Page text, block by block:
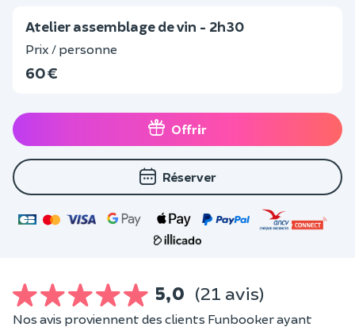
Atelier assemblage de vin - 2h30
Prix / personne
60 €
Offrir
Réserver
5,0 (21 avis)
Nos avis proviennent des clients Funbooker ayant